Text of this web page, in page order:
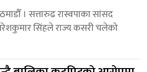
। सत्तारुढ रास्वपाका सांसद
सिंहले राज्य कसरी चलेको